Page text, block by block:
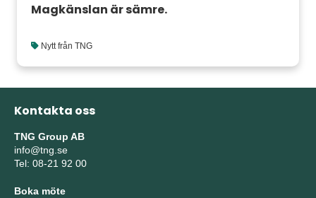
Magkänslan är sämre.
Nytt från TNG
Kontakta oss
TNG Group AB
info@tng.se
Tel: 08-21 92 00
Boka möte